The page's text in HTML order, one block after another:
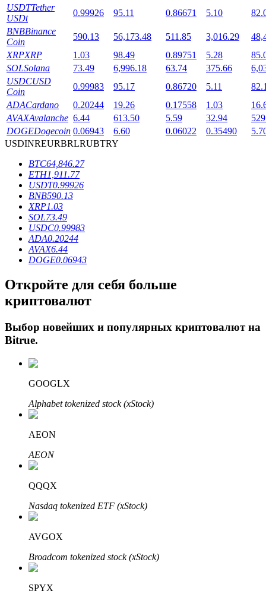
Блокировки BTR
Эксклюзивные инвестиции для владельцев BTR
Кредиты
Сервис заимствований, обеспеченных криптовалютой
Авто Инвест
Получите долгосрочную прибыль и гибкие проценты
Bitrue
USDTTether
USDt
0.99926 95.11 0.86671 5.10
BNBBinance
Coin
590.13 56,173.48 511.85 3,016.29
XRPXRP 1.03 98.49 0.89751 5.28
SOLSolana 73.49 6,996.18 63.74 375.66
USDCUSD
Coin
0.99983 95.17 0.86720 5.11
ADACardano 0.20244 19.26 0.17558 1.03
AVAXAvalanche 6.44 613.50 5.59 32.94
DOGEDogecoin 0.06943 6.60 0.06022 0.35490
USDINREURBRLRUBTRY
BTC64,846.27
ETH1,911.77
USDT0.99926
BNB590.13
XRP1.03
SOL73.49
USDC0.99983
ADA0.20244
AVAX6.44
DOGE0.06943
Откройте для себя больше
криптовалют
Выбор новейших и популярных криптовалют на
Bitrue.
GOOGLX
Alphabet tokenized stock (xStock)
AEON
AEON
QQQX
Nasdaq tokenized ETF (xStock)
AVGOX
Broadcom tokenized stock (xStock)
SPYX